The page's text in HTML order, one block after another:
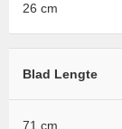
26 cm
Blad Lengte
71 cm